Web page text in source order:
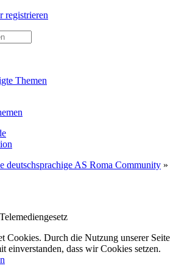
registrieren
Themen
deutschsprachige AS Roma Community »
Cookies. Durch die Nutzung unserer Seite
einverstanden, dass wir Cookies setzen.